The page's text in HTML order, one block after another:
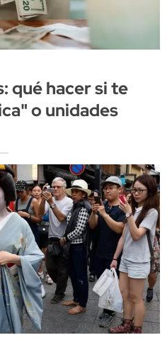
qué hacer si te
o unidades